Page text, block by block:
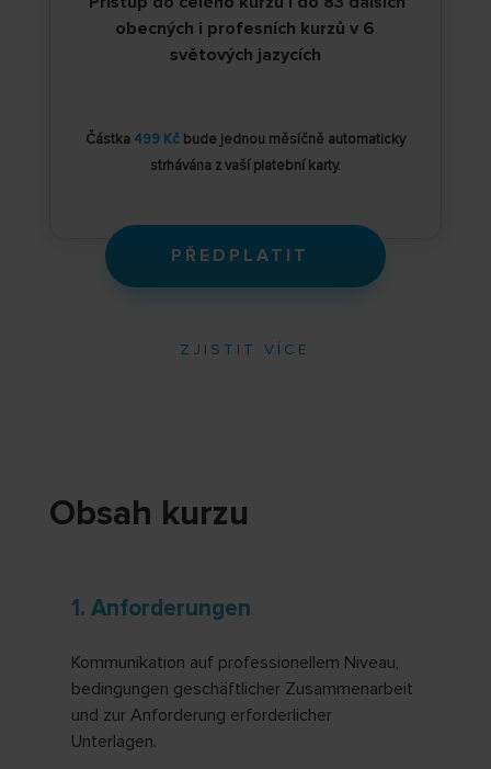
obecných i profesních kurzů v 6
světových jazycích
Částka 499 Kč bude jednou měsíčně automaticky
strhávána z vaší platební karty.
PŘEDPLATIT
ZJISTIT VÍCE
Obsah kurzu
1. Anforderungen
Kommunikation auf professionellem Niveau,
bedingungen geschäftlicher Zusammenarbeit
und zur Anforderung erforderlicher
Unterlagen.